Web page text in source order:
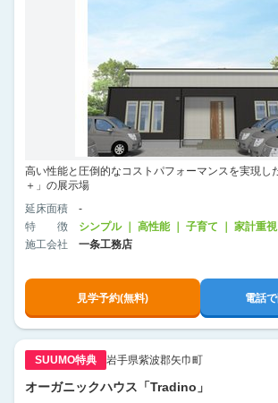
高い性能と圧倒的なコストパフォーマンスを実現し
＋」の展示場
延床面積
-
特徴
シンプル ｜ 高性能 ｜ 子育て ｜ 家計重視
施工会社
一条工務店
見学予約(無料) 電話
SUUMO特典 岩手県紫波郡矢巾町
オーガニックハウス「Tradino」